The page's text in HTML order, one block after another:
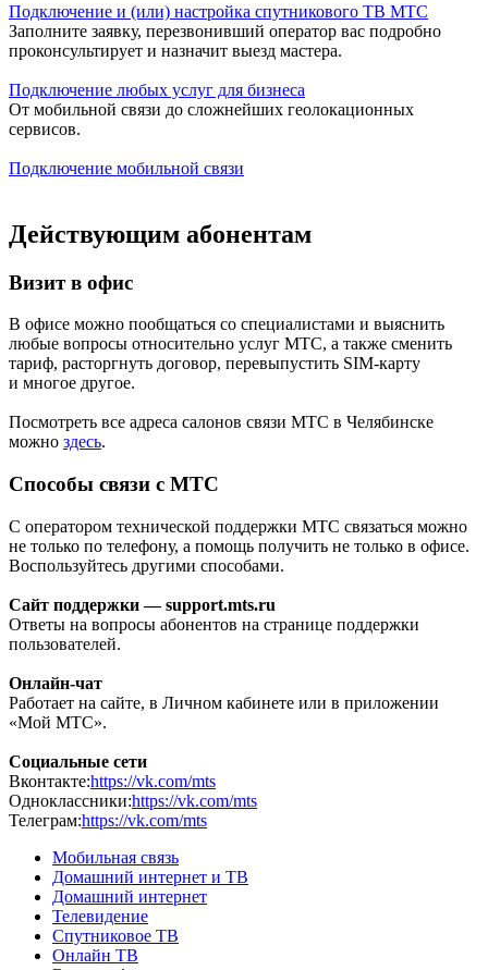
Подключение и (или) настройка спутникового ТВ МТС
Заполните заявку, перезвонивший оператор вас подробно
проконсультирует и назначит выезд мастера.
Подключение любых услуг для бизнеса
От мобильной связи до сложнейших геолокационных
сервисов.
Подключение мобильной связи
Действующим абонентам
Визит в офис
В офисе можно пообщаться со специалистами и выяснить
любые вопросы относительно услуг МТС, а также сменить
тариф, расторгнуть договор, перевыпустить SIM-карту
и многое другое.
Посмотреть все адреса салонов связи МТС в Челябинске
можно здесь.
Способы связи с МТС
С оператором технической поддержки МТС связаться можно
не только по телефону, а помощь получить не только в офисе.
Воспользуйтесь другими способами.
Сайт поддержки — support.mts.ru
Ответы на вопросы абонентов на странице поддержки
пользователей.
Онлайн-чат
Работает на сайте, в Личном кабинете или в приложении
«Мой МТС».
Социальные сети
Вконтакте:https://vk.com/mts
Одноклассники:https://vk.com/mts
Телеграм:https://vk.com/mts
Мобильная связь
Домашний интернет и ТВ
Домашний интернет
Телевидение
Спутниковое ТВ
Онлайн ТВ